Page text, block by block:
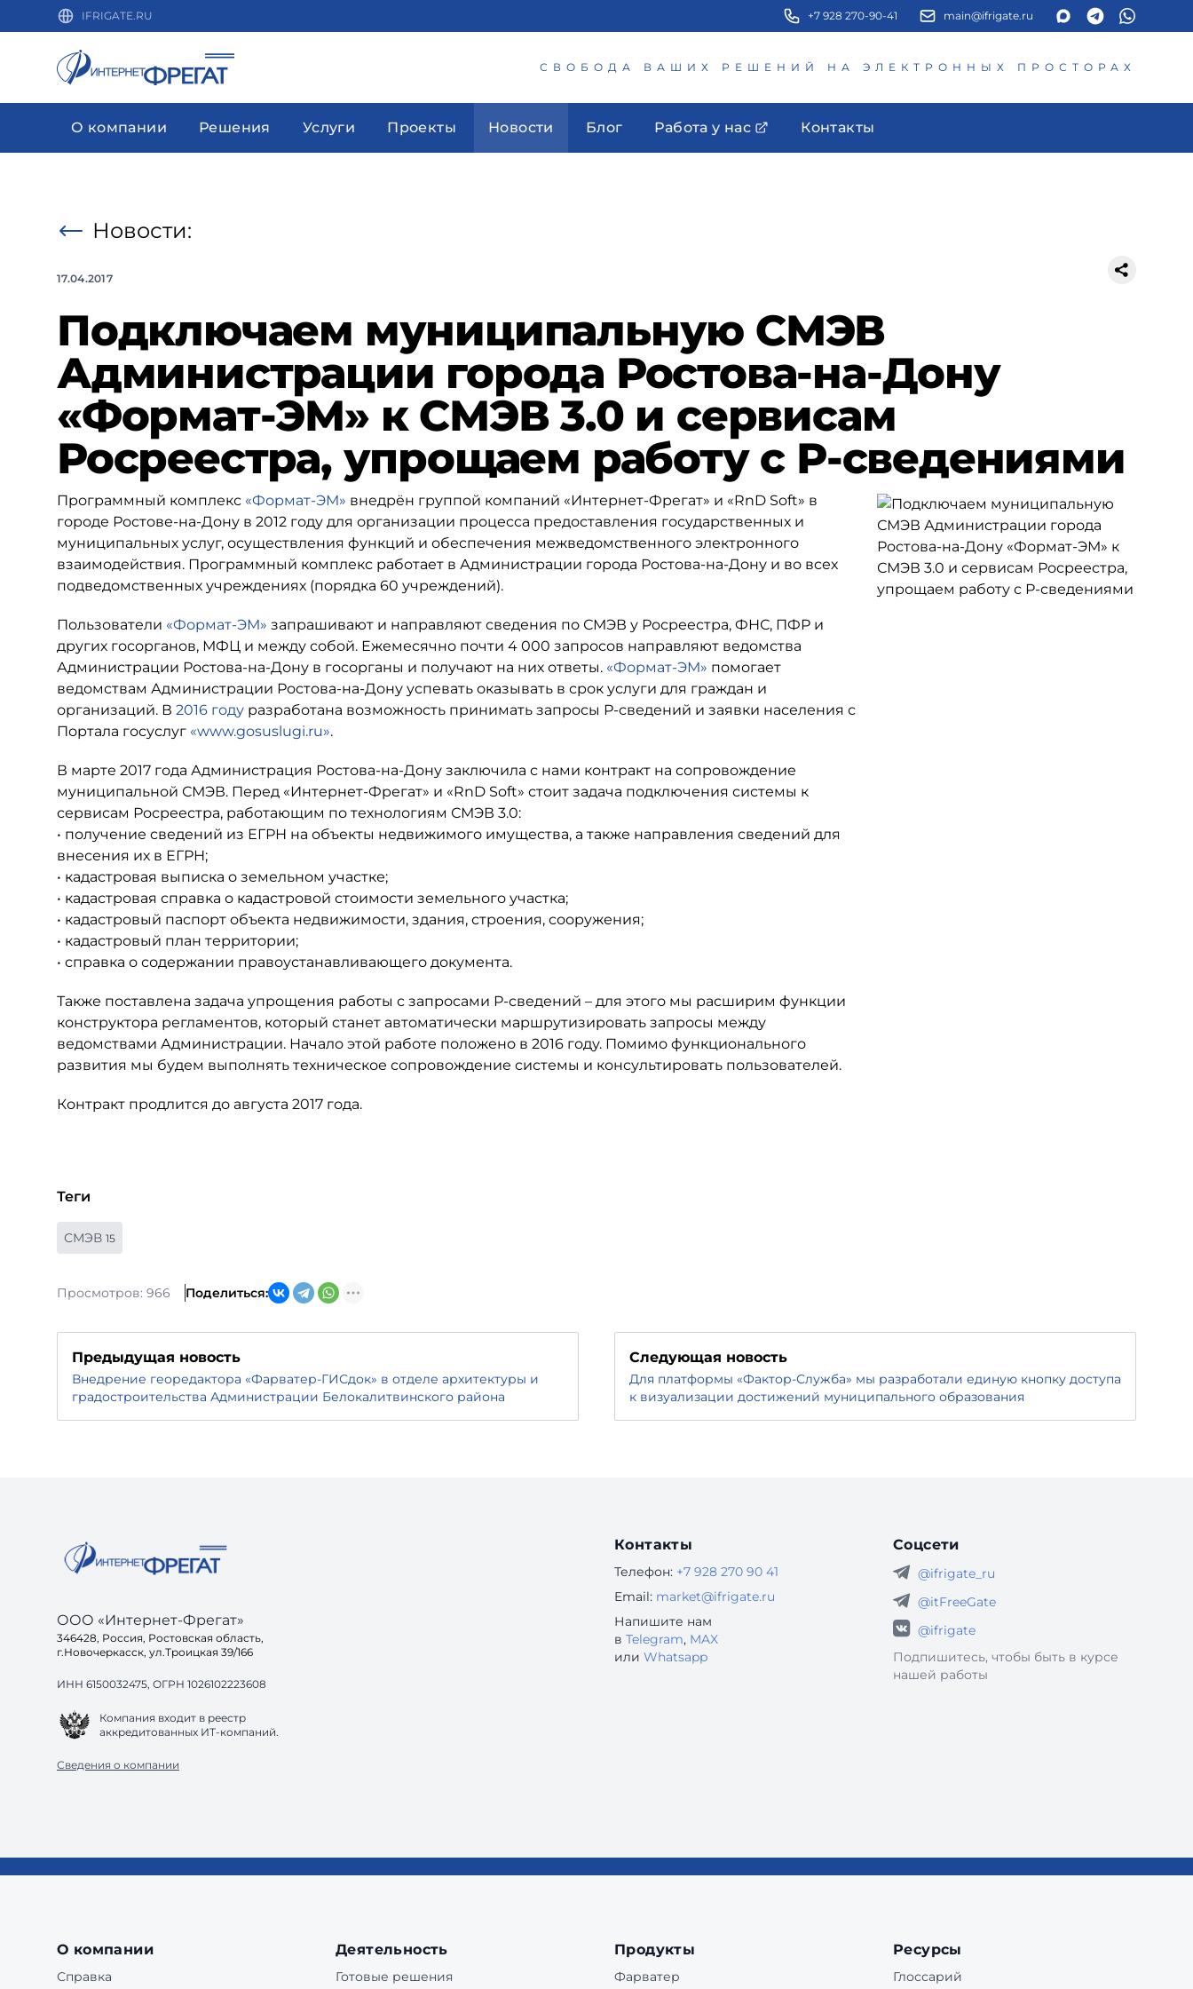
IFRIGATE.RU +7 928 270-90-41 main@ifrigate.ru
СВОБОДА ВАШИХ РЕШЕНИЙ НА ЭЛЕКТРОННЫХ ПРОСТОРАХ
О компании Решения Услуги Проекты Новости Блог Работа у нас Контакты
Новости:
17.04.2017
Подключаем муниципальную СМЭВ
Администрации города Ростова-на-Дону
«Формат-ЭМ» к СМЭВ 3.0 и сервисам
Росреестра, упрощаем работу с Р-сведениями
Программный комплекс «Формат-ЭМ» внедрён группой компаний «Интернет-Фрегат» и «RnD Soft» в
городе Ростове-на-Дону в 2012 году для организации процесса предоставления государственных и
муниципальных услуг, осуществления функций и обеспечения межведомственного электронного
взаимодействия. Программный комплекс работает в Администрации города Ростова-на-Дону и во всех
подведомственных учреждениях (порядка 60 учреждений).
Пользователи «Формат-ЭМ» запрашивают и направляют сведения по СМЭВ у Росреестра, ФНС, ПФР и
других госорганов, МФЦ и между собой. Ежемесячно почти 4 000 запросов направляют ведомства
Администрации Ростова-на-Дону в госорганы и получают на них ответы. «Формат-ЭМ» помогает
ведомствам Администрации Ростова-на-Дону успевать оказывать в срок услуги для граждан и
организаций. В 2016 году разработана возможность принимать запросы Р-сведений и заявки населения с
Портала госуслуг «www.gosuslugi.ru».
В марте 2017 года Администрация Ростова-на-Дону заключила с нами контракт на сопровождение
муниципальной СМЭВ. Перед «Интернет-Фрегат» и «RnD Soft» стоит задача подключения системы к
сервисам Росреестра, работающим по технологиям СМЭВ 3.0:
• получение сведений из ЕГРН на объекты недвижимого имущества, а также направления сведений для
внесения их в ЕГРН;
• кадастровая выписка о земельном участке;
• кадастровая справка о кадастровой стоимости земельного участка;
• кадастровый паспорт объекта недвижимости, здания, строения, сооружения;
• кадастровый план территории;
• справка о содержании правоустанавливающего документа.
Также поставлена задача упрощения работы с запросами Р-сведений – для этого мы расширим функции
конструктора регламентов, который станет автоматически маршрутизировать запросы между
ведомствами Администрации. Начало этой работе положено в 2016 году. Помимо функционального
развития мы будем выполнять техническое сопровождение системы и консультировать пользователей.
Контракт продлится до августа 2017 года.
Теги
СМЭВ 15
Просмотров: 966 Поделиться:
Предыдущая новость
Внедрение георедактора «Фарватер-ГИСдок» в отделе архитектуры и
градостроительства Администрации Белокалитвинского района
Следующая новость
Для платформы «Фактор-Служба» мы разработали единую кнопку доступа
к визуализации достижений муниципального образования
ООО «Интернет-Фрегат»
346428, Россия, Ростовская область,
г.Новочеркасск, ул.Троицкая 39/166
ИНН 6150032475, ОГРН 1026102223608
Компания входит в реестр
аккредитованных ИТ-компаний.
Сведения о компании
Контакты
Телефон: +7 928 270 90 41
Email: market@ifrigate.ru
Напишите нам
в Telegram, MAX
или Whatsapp
Соцсети
@ifrigate_ru
@itFreeGate
@ifrigate
Подпишитесь, чтобы быть в курсе
нашей работы
О компании
Справка
Деятельность
Готовые решения
Продукты
Фарватер
Ресурсы
Глоссарий